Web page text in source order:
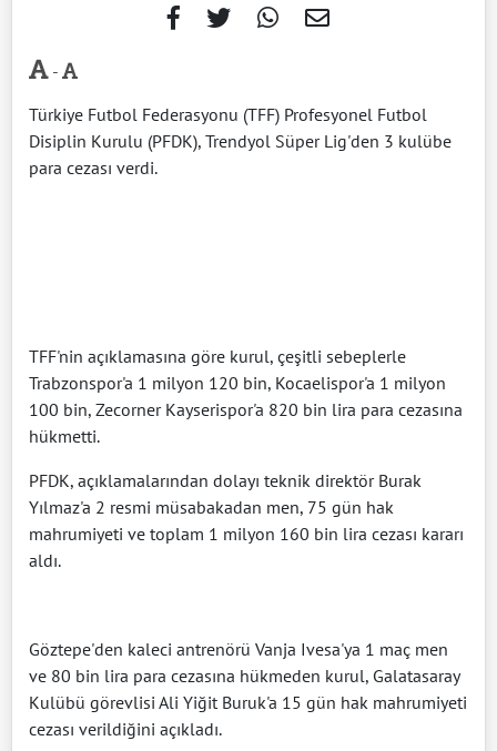
-
Türkiye Futbol Federasyonu (TFF) Profesyonel Futbol
Disiplin Kurulu (PFDK), Trendyol Süper Lig'den 3 kulübe
para cezası verdi.
TFF'nin açıklamasına göre kurul, çeşitli sebeplerle
Trabzonspor'a 1 milyon 120 bin, Kocaelispor'a 1 milyon
100 bin, Zecorner Kayserispor'a 820 bin lira para cezasına
hükmetti.
PFDK, açıklamalarından dolayı teknik direktör Burak
Yılmaz'a 2 resmi müsabakadan men, 75 gün hak
mahrumiyeti ve toplam 1 milyon 160 bin lira cezası kararı
aldı.
Göztepe'den kaleci antrenörü Vanja Ivesa'ya 1 maç men
ve 80 bin lira para cezasına hükmeden kurul, Galatasaray
Kulübü görevlisi Ali Yiğit Buruk'a 15 gün hak mahrumiyeti
cezası verildiğini açıkladı.